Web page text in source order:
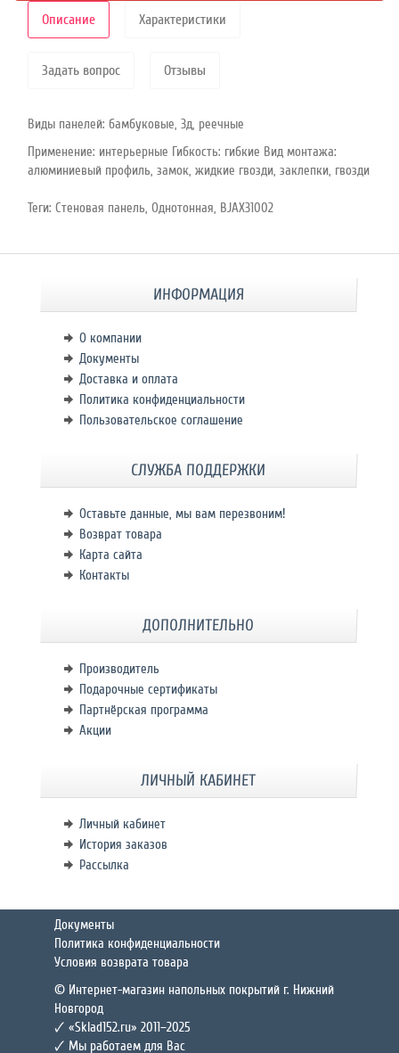
Описание Характеристики
Задать вопрос Отзывы
Виды панелей: бамбуковые, 3д, реечные
Применение: интерьерные Гибкость: гибкие Вид монтажа:
алюминиевый профиль, замок, жидкие гвозди, заклепки, гвозди
Теги:Стеновая панель,Однотонная, BJAX31002
ИНФОРМАЦИЯ
О компании
Документы
Доставка и оплата
Политика конфиденциальности
Пользовательское соглашение
СЛУЖБА ПОДДЕРЖКИ
Оставьте данные, мы вам перезвоним!
Возврат товара
Карта сайта
Контакты
ДОПОЛНИТЕЛЬНО
Производитель
Подарочные сертификаты
Партнёрская программа
Акции
ЛИЧНЫЙ КАБИНЕТ
Личный кабинет
История заказов
Рассылка
Документы
Политика конфиденциальности
Условия возврата товара
© Интернет-магазин напольных покрытий г. Нижний
Новгород
🗸 «Sklad152.ru» 2011–2025
🗸 Мы работаем для Вас